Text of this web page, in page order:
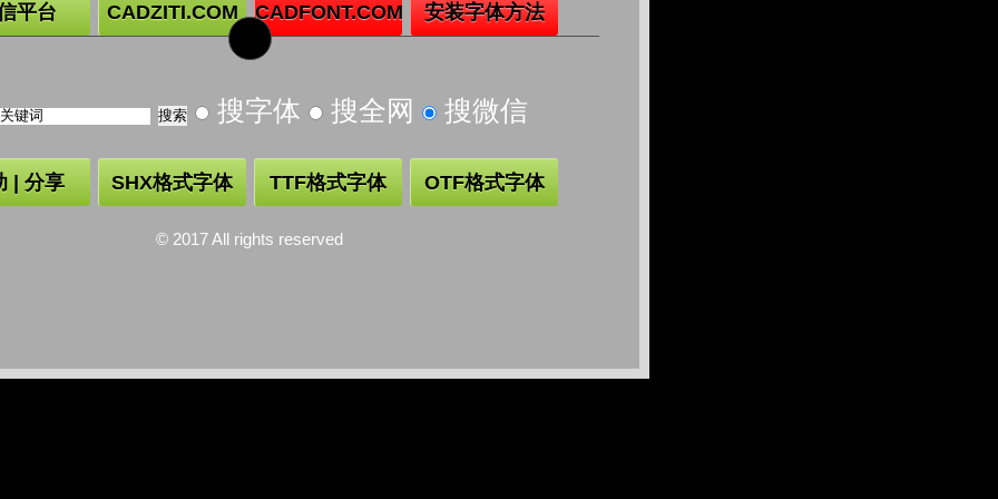
平台 CADZITI.COM CADFONT.COM 安装字体方法
搜字体 搜全网 搜微信
| 分享 SHX格式字体 TTF格式字体 OTF格式字体
© 2017 All rights reserved